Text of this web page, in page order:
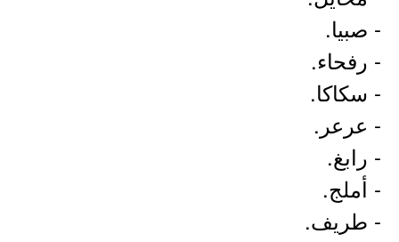
- صبيا.
- رفحاء.
- سكاكا.
- عرعر.
- رابغ.
- أملج.
- طريف.